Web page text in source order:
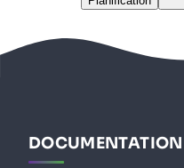
DOCUMENTATION